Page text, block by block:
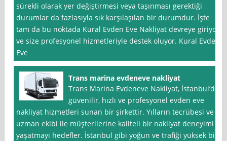
sürekli olarak yer değiştirmesi veya taşınması gerektiği
durumlar da fazlasıyla sık karşılaşılan bir durumdur. İşte
tam da bu noktada Kural Evden Eve Nakliyat devreye giriyor
ve size profesyonel hizmetleriyle destek oluyor. Kural Evden
Eve
Trans marina evdeneve nakliyat
Trans Marina Evdeneve Nakliyat, İstanbul‘da
güvenilir, hızlı ve profesyonel evden eve
nakliyat hizmetleri sunan bir şirkettir. Yılların tecrübesi ve
uzman ekibi ile müşterilerine kaliteli bir nakliyat deneyimi
yaşatmayı hedefler. İstanbul gibi yoğun ve trafiği yüksek bir